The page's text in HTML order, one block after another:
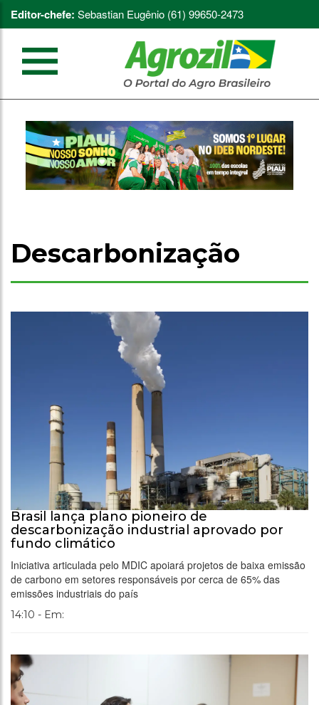
Editor-chefe: Sebastian Eugênio (61) 99650-2473
Descarbonização
Brasil lança plano pioneiro de
descarbonização industrial aprovado por
fundo climático
Iniciativa articulada pelo MDIC apoiará projetos de baixa emissão
de carbono em setores responsáveis por cerca de 65% das
emissões industriais do país
14:10 - Em: